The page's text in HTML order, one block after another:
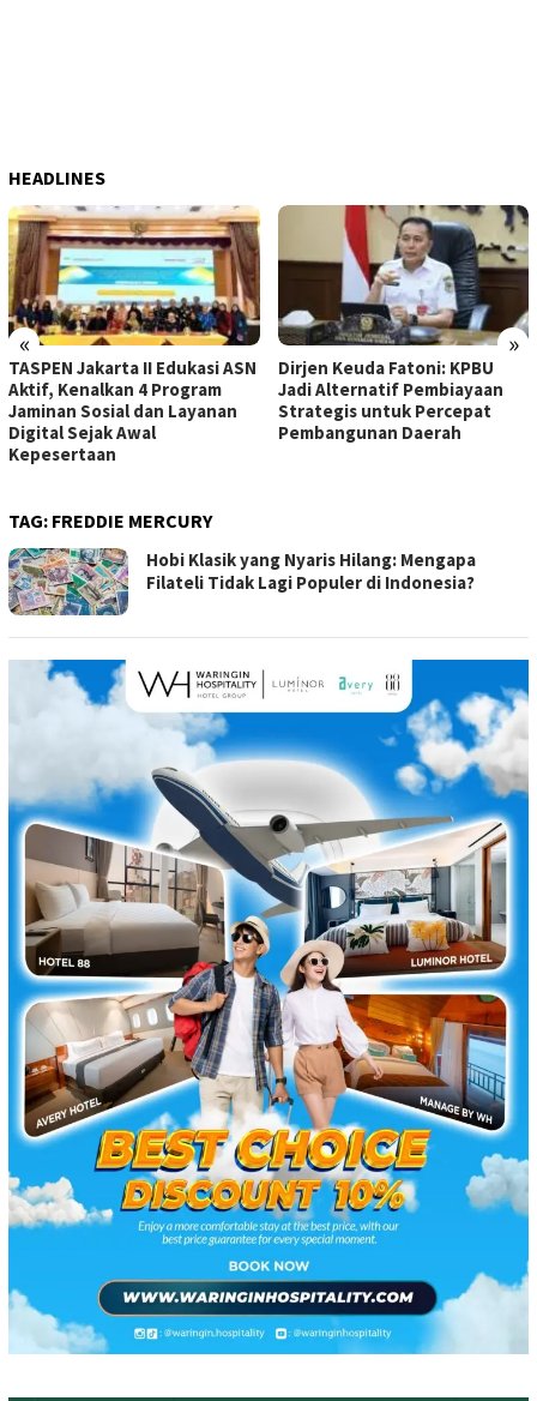
HEADLINES
« »
TASPEN Jakarta II Edukasi ASN
Aktif, Kenalkan 4 Program
Jaminan Sosial dan Layanan
Digital Sejak Awal
Kepesertaan
Dirjen Keuda Fatoni: KPBU
Jadi Alternatif Pembiayaan
Strategis untuk Percepat
Pembangunan Daerah
TAG: FREDDIE MERCURY
Hobi Klasik yang Nyaris Hilang: Mengapa
Filateli Tidak Lagi Populer di Indonesia?